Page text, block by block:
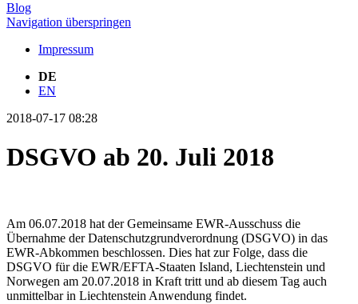
Blog
Navigation überspringen
Impressum
DE
EN
2018-07-17 08:28
DSGVO ab 20. Juli 2018
Am 06.07.2018 hat der Gemeinsame EWR-Ausschuss die
Übernahme der Datenschutzgrundverordnung (DSGVO) in das
EWR-Abkommen beschlossen. Dies hat zur Folge, dass die
DSGVO für die EWR/EFTA-Staaten Island, Liechtenstein und
Norwegen am 20.07.2018 in Kraft tritt und ab diesem Tag auch
unmittelbar in Liechtenstein Anwendung findet.